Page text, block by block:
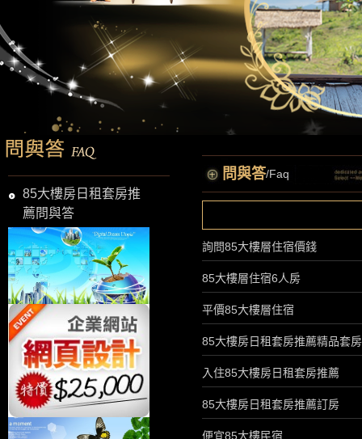
85大樓房日租套房推
薦問與答
問與答/Faq
詢問85大樓層住宿價錢
85大樓層住宿6人房
平價85大樓層住宿
85大樓房日租套房推薦精品套房
入住85大樓房日租套房推薦
85大樓房日租套房推薦訂房
便宜85大樓民宿